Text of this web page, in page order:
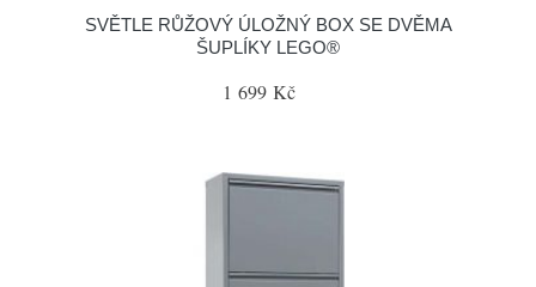
SVĚTLE RŮŽOVÝ ÚLOŽNÝ BOX SE DVĚMA
ŠUPLÍKY LEGO®
1 699 Kč